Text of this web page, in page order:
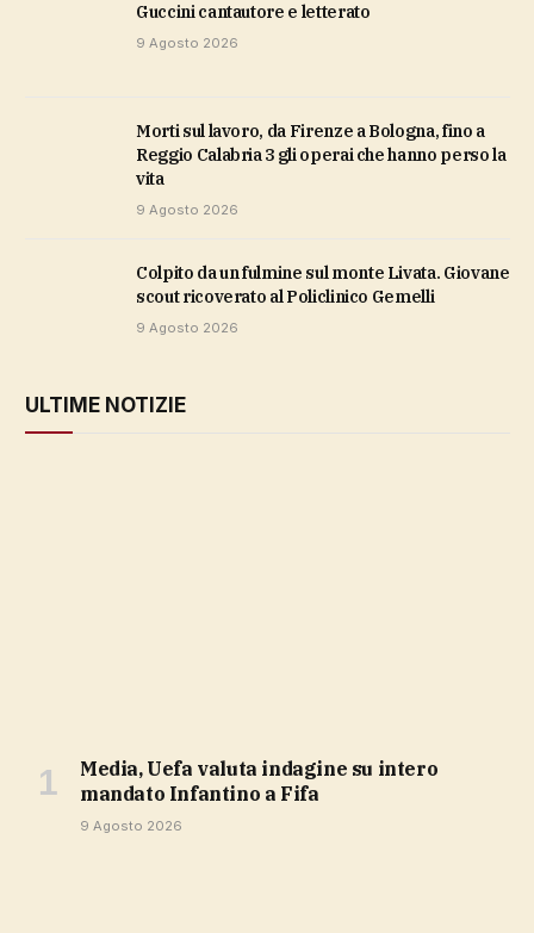
Guccini cantautore e letterato
9 Agosto 2026
Morti sul lavoro, da Firenze a Bologna, fino a
Reggio Calabria 3 gli operai che hanno perso la
vita
9 Agosto 2026
Colpito da un fulmine sul monte Livata. Giovane
scout ricoverato al Policlinico Gemelli
9 Agosto 2026
ULTIME NOTIZIE
Media, Uefa valuta indagine su intero
mandato Infantino a Fifa
9 Agosto 2026